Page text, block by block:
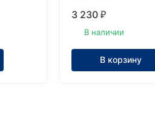
3 230 ₽
В наличии
В корзину